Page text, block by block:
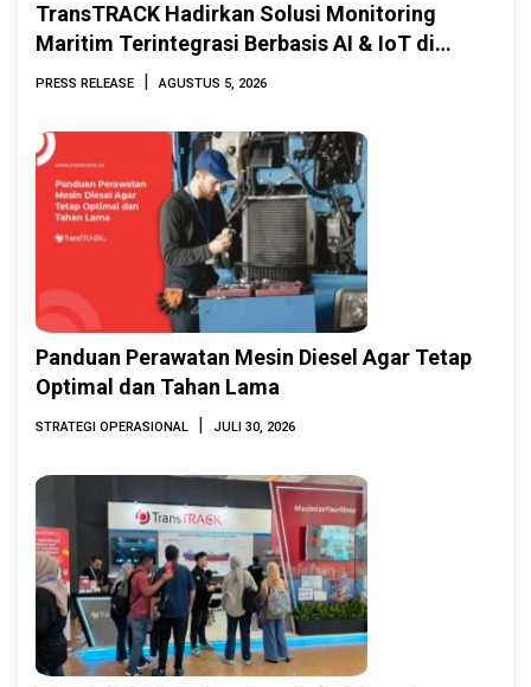
TransTRACK Hadirkan Solusi Monitoring
Maritim Terintegrasi Berbasis AI & IoT di
Indonesia Marine & Offshore Expo (IMOX)
PRESS RELEASE AGUSTUS 5, 2026
Panduan Perawatan Mesin Diesel Agar Tetap
Optimal dan Tahan Lama
STRATEGI OPERASIONAL JULI 30, 2026